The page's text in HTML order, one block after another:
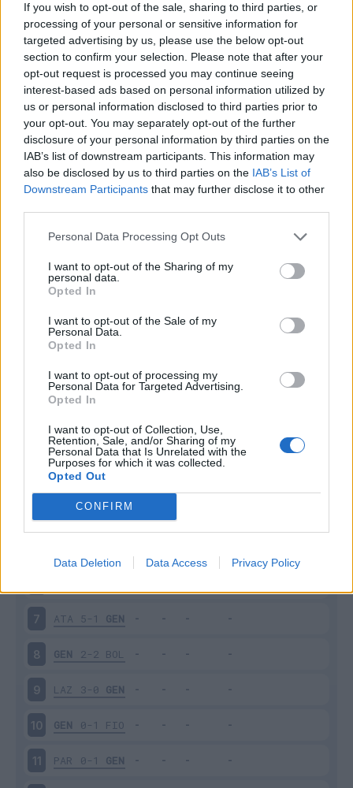
If you wish to opt-out of the sale, sharing to third parties, or
processing of your personal or sensitive information for
targeted advertising by us, please use the below opt-out
section to confirm your selection. Please note that after your
opt-out request is processed you may continue seeing
interest-based ads based on personal information utilized by
us or personal information disclosed to third parties prior to
your opt-out. You may separately opt-out of the further
disclosure of your personal information by third parties on the
IAB’s list of downstream participants. This information may
also be disclosed by us to third parties on the IAB’s List of
Downstream Participants that may further disclose it to other
Personal Data Processing Opt Outs
I want to opt-out of the Sharing of my
personal data.
Opted In
I want to opt-out of the Sale of my
Personal Data.
Opted In
I want to opt-out of processing my
Personal Data for Targeted Advertising.
Opted In
I want to opt-out of Collection, Use,
Retention, Sale, and/or Sharing of my
Personal Data that Is Unrelated with the
Purposes for which it was collected.
Opted Out
CONFIRM
Data Deletion Data Access Privacy Policy
Riepilogo stagione
Titolare 0 - 0%
Entrato 1 - 2%
Squalificato 0 - 0%
%
Inutilizzato 37 - 97%
Scarica riepilogo
stagionale
Scarica
Giornata VotoFVEntrato Uscito Bonus/Malus
GEN 2-2
MON 0-1 GEN
GEN 0-2
1-1 ROM
7 ATA 5-1 GEN
8 GEN 2-2 BOL
9 LAZ 3-0 GEN
10 GEN 0-1 FIO
11 PAR 0-1 GEN